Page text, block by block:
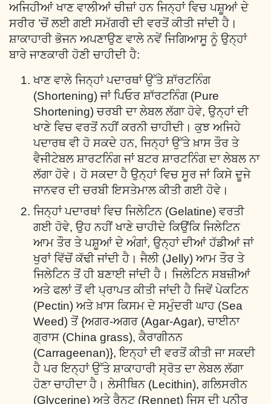
ਅਜਿਹੀਆਂ ਖਾਣ ਵਾਲੀਆਂ ਚੀਜ਼ਾਂ ਹਨ ਜਿਨ੍ਹਾਂ ਵਿਚ ਪਸ਼ੂਆਂ ਦੇ
ਸਰੀਰ ’ਚੋਂ ਲਈ ਗਈ ਸਮੱਗਰੀ ਦੀ ਵਰਤੋਂ ਕੀਤੀ ਜਾਂਦੀ ਹੈ।
ਸ਼ਾਕਾਹਾਰੀ ਭੋਜਨ ਅਪਣਾਉਣ ਵਾਲੇ ਨਵੇਂ ਜਿਗਿਆਸੂ ਨੂੰ ਉਨ੍ਹਾਂ
ਬਾਰੇ ਜਾਣਕਾਰੀ ਹੋਣੀ ਚਾਹੀਦੀ ਹੈ:
ਖਾਣ ਵਾਲੇ ਜਿਨ੍ਹਾਂ ਪਦਾਰਥਾਂ ਉੱਤੇ ਸ਼ਾੱਰਟਨਿੰਗ
(Shortening) ਜਾਂ ਪਿਓਰ ਸ਼ਾੱਰਟਨਿੰਗ (Pure
Shortening) ਚਰਬੀ ਦਾ ਲੇਬਲ ਲੱਗਾ ਹੋਵੇ, ਉਨ੍ਹਾਂ ਦੀ
ਖਾਣੇ ਵਿਚ ਵਰਤੋਂ ਨਹੀਂ ਕਰਨੀ ਚਾਹੀਦੀ। ਕੁਝ ਅਜਿਹੇ
ਪਦਾਰਥ ਵੀ ਹੋ ਸਕਦੇ ਹਨ, ਜਿਨ੍ਹਾਂ ਉੱਤੇ ਖ਼ਾਸ ਤੌਰ ਤੇ
ਵੈਜੀਟੇਬਲ ਸ਼ਾਰਟਨਿੰਗ ਜਾਂ ਬਟਰ ਸ਼ਾਰਟਨਿੰਗ ਦਾ ਲੇਬਲ ਨਾ
ਲੱਗਾ ਹੋਵੇ। ਹੋ ਸਕਦਾ ਹੈ ਉਨ੍ਹਾਂ ਵਿਚ ਸੂਰ ਜਾਂ ਕਿਸੇ ਦੂਜੇ
ਜਾਨਵਰ ਦੀ ਚਰਬੀ ਇਸਤੇਮਾਲ ਕੀਤੀ ਗਈ ਹੋਵੇ।
ਜਿਨ੍ਹਾਂ ਪਦਾਰਥਾਂ ਵਿਚ ਜਿਲੇਟਿਨ (Gelatine) ਵਰਤੀ
ਗਈ ਹੋਵੇ, ਉਹ ਨਹੀਂ ਖਾਣੇ ਚਾਹੀਦੇ ਕਿਉਂਕਿ ਜਿਲੇਟਿਨ
ਆਮ ਤੌਰ ਤੇ ਪਸ਼ੂਆਂ ਦੇ ਅੰਗਾਂ, ਉਨ੍ਹਾਂ ਦੀਆਂ ਹੱਡੀਆਂ ਜਾਂ
ਖੁਰਾਂ ਵਿੱਚੋਂ ਕੱਢੀ ਜਾਂਦੀ ਹੈ। ਜੈਲੀ (Jelly) ਆਮ ਤੌਰ ਤੇ
ਜਿਲੇਟਿਨ ਤੋਂ ਹੀ ਬਣਾਈ ਜਾਂਦੀ ਹੈ। ਜਿਲੇਟਿਨ ਸਬਜ਼ੀਆਂ
ਅਤੇ ਫਲਾਂ ਤੋਂ ਵੀ ਪ੍ਰਾਪਤ ਕੀਤੀ ਜਾਂਦੀ ਹੈ ਜਿਵੇਂ ਪੇਕਟਿਨ
(Pectin) ਅਤੇ ਖ਼ਾਸ ਕਿਸਮ ਦੇ ਸਮੁੰਦਰੀ ਘਾਹ (Sea
Weed) ਤੋਂ {ਅਗਰ-ਅਗਰ (Agar-Agar), ਚਾਈਨਾ
ਗ੍ਰਾਸ (China grass), ਕੈਰਾਗੀਨਨ
(Carrageenan)}, ਇਨ੍ਹਾਂ ਦੀ ਵਰਤੋਂ ਕੀਤੀ ਜਾ ਸਕਦੀ
ਹੈ ਪਰ ਇਨ੍ਹਾਂ ਉੱਤੇ ਸ਼ਾਕਾਹਾਰੀ ਸ੍ਰੋਤ ਦਾ ਲੇਬਲ ਲੱਗਾ
ਹੋਣਾ ਚਾਹੀਦਾ ਹੈ। ਲੇਸੀਥਿਨ (Lecithin), ਗਲਿਸਰੀਨ
(Glycerine) ਅਤੇ ਰੈਨਟ (Rennet) ਜਿਸ ਦੀ ਪਨੀਰ